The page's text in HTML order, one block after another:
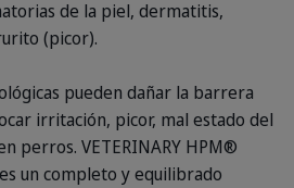
de la piel, dermatitis,
(picor).
pueden dañar la barrera
irritación, picor, mal estado del
perros. VETERINARY HPM®
un completo y equilibrado